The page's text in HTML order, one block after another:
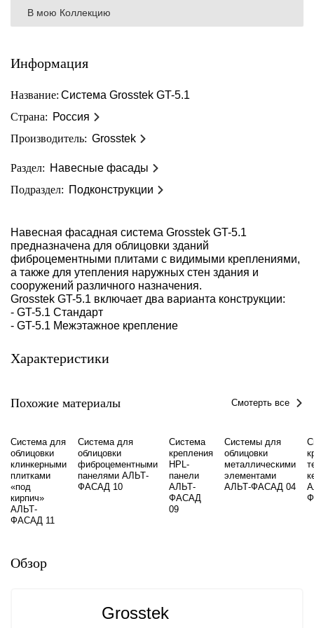
В мою Коллекцию
Информация
Название: Система Grosstek GT-5.1
Страна: Россия
Производитель: Grosstek
Раздел: Навесные фасады
Подраздел: Подконструкции
Навесная фасадная система Grosstek GT-5.1
предназначена для облицовки зданий
фиброцементными плитами с видимыми креплениями,
а также для утепления наружных стен здания и
сооружений различного назначения.
Grosstek GT-5.1 включает два варианта конструкции:
- GT-5.1 Стандарт
- GT-5.1 Межэтажное крепление
Характеристики
Похожие материалы Смотерть все
Система для
облицовки
клинкерными
плитками
«под
кирпич»
АЛЬТ-
ФАСАД 11
Система для
облицовки
фиброцементными
панелями АЛЬТ-
ФАСАД 10
Система
крепления
HPL-
панели
АЛЬТ-
ФАСАД
09
Системы для
облицовки
металлическими
элементами
АЛЬТ-ФАСАД 04
Обзор
Grosstek